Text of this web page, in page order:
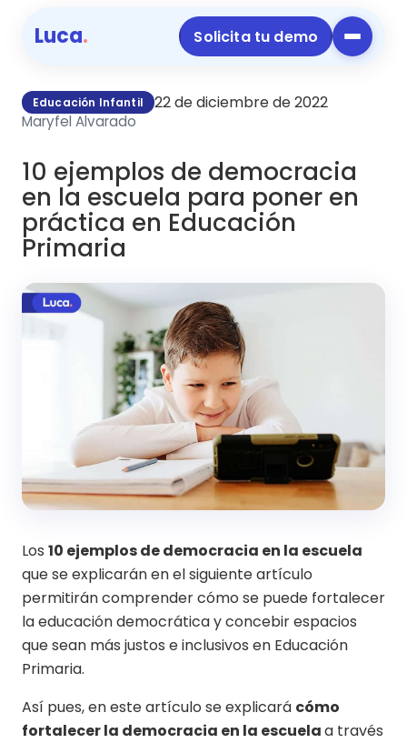
Luca. Solicita tu demo
Educación Infantil 22 de diciembre de 2022
Maryfel Alvarado
10 ejemplos de democracia
en la escuela para poner en
práctica en Educación
Primaria
Los 10 ejemplos de democracia en la escuela
que se explicarán en el siguiente artículo
permitirán comprender cómo se puede fortalecer
la educación democrática y concebir espacios
que sean más justos e inclusivos en Educación
Primaria.
Así pues, en este artículo se explicará cómo
fortalecer la democracia en la escuelaa través